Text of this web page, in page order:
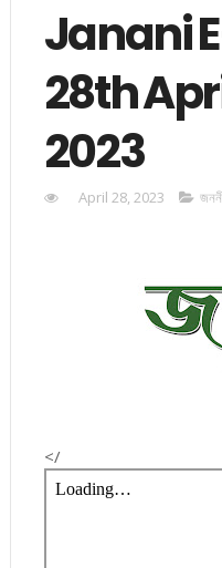
Janani
28th
2023
April 28, 2023
</